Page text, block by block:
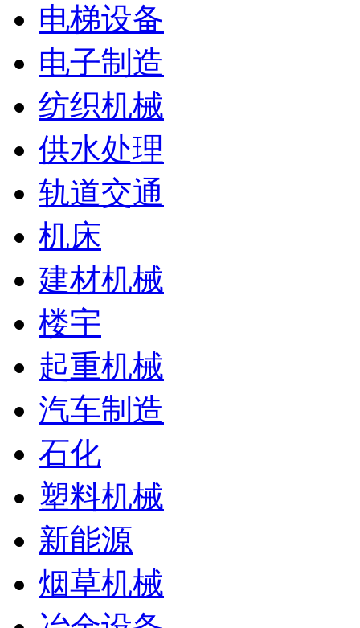
电梯设备
电子制造
纺织机械
供水处理
轨道交通
机床
建材机械
楼宇
起重机械
汽车制造
石化
塑料机械
新能源
烟草机械